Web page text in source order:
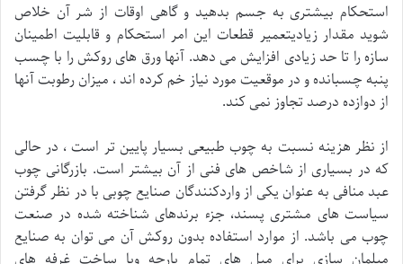
استحکام بیشتری به جسم بدهید و گاهی اوقات از شر آن خلاص
شوید مقدار زیادیتعمیر قطعات این امر استحکام و قابلیت اطمینان
سازه را تا حد زیادی افزایش می دهد. آنها ورق های روکش را با چسب
پنبه چسبانده و در موقعیت مورد نیاز خم کرده اند ، میزان رطوبت آنها
از دوازده درصد تجاوز نمی کند.
از نظر هزینه نسبت به چوب طبیعی بسیار پایین تر است ، در حالی
که در بسیاری از شاخص های فنی از آن بیشتر است. بازرگانی چوب
عبد منافی به عنوان یکی از واردکنندگان صنایع چوبی با در نظر گرفتن
سیاست های مشتری پسند، جزء برندهای شناخته شده در صنعت
چوب می باشد. از موارد استفاده بدون روکش آن می توان به صنایع